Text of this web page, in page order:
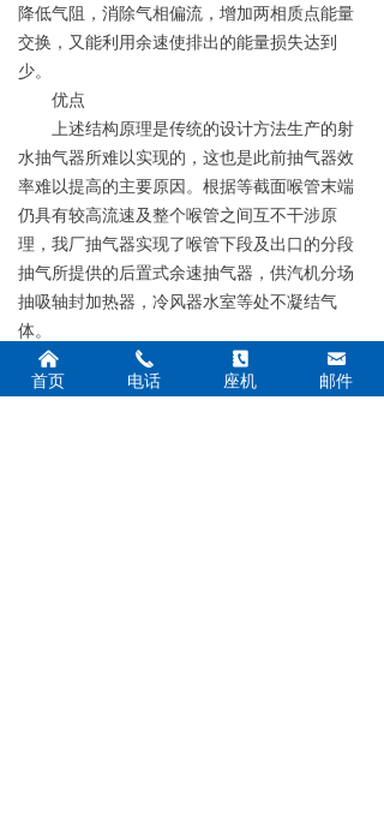
降低气阻，消除气相偏流，增加两相质点能量
交换，又能利用余速使排出的能量损失达到
少。
优点
上述结构原理是传统的设计方法生产的射
水抽气器所难以实现的，这也是此前抽气器效
率难以提高的主要原因。根据等截面喉管末端
仍具有较高流速及整个喉管之间互不干涉原
理，我厂抽气器实现了喉管下段及出口的分段
抽气所提供的后置式余速抽气器，供汽机分场
抽吸轴封加热器，冷风器水室等处不凝结气
体。
낀
首页
끅
电话
끐
座机
낂
邮件